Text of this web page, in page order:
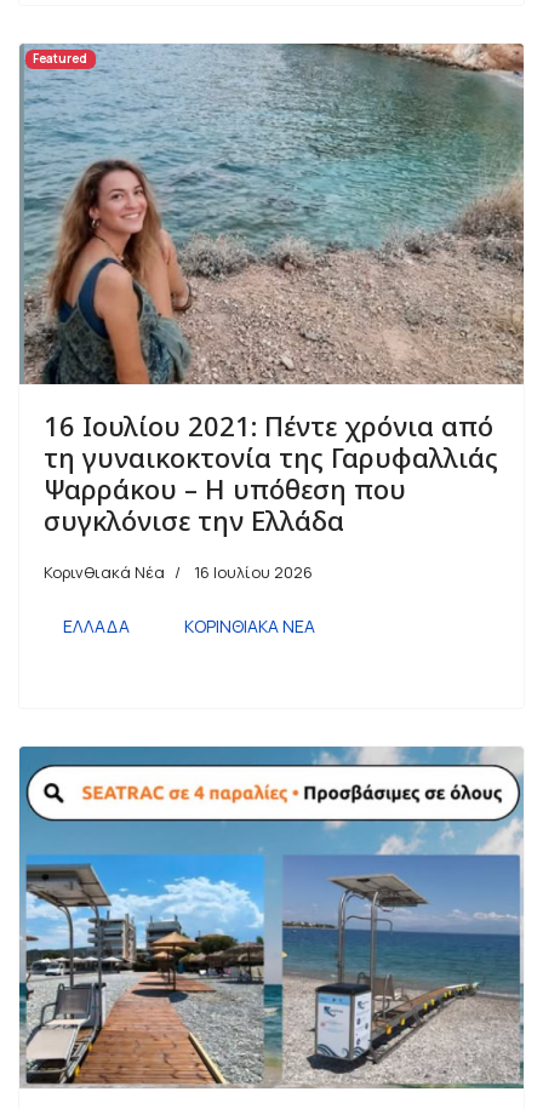
Featured
16 Ιουλίου 2021: Πέντε χρόνια από
τη γυναικοκτονία της Γαρυφαλλιάς
Ψαρράκου – Η υπόθεση που
συγκλόνισε την Ελλάδα
Κορινθιακά Νέα 16 Ιουλίου 2026
ΕΛΛΑΔΑ ΚΟΡΙΝΘΙΑΚΑ ΝΕΑ